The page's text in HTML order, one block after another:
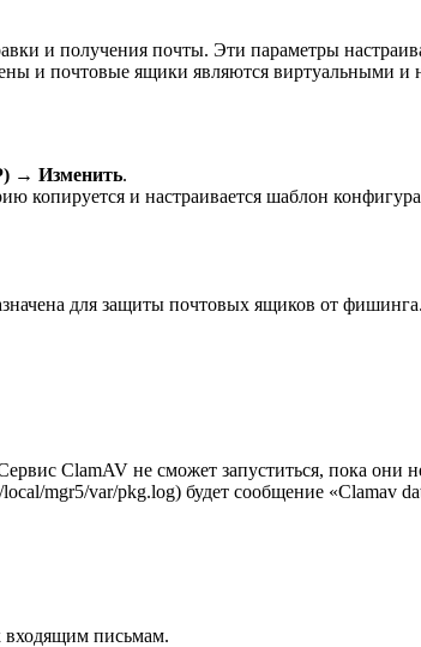
и получения почты. Эти параметры
и почтовые ящики являются виртуальными и
→ Изменить.
копируется и настраивается шаблон
для защиты почтовых ящиков от
ClamAV не сможет запуститься, пока они
mgr5/var/pkg.log) будет сообщение «Clamav
входящим письмам.